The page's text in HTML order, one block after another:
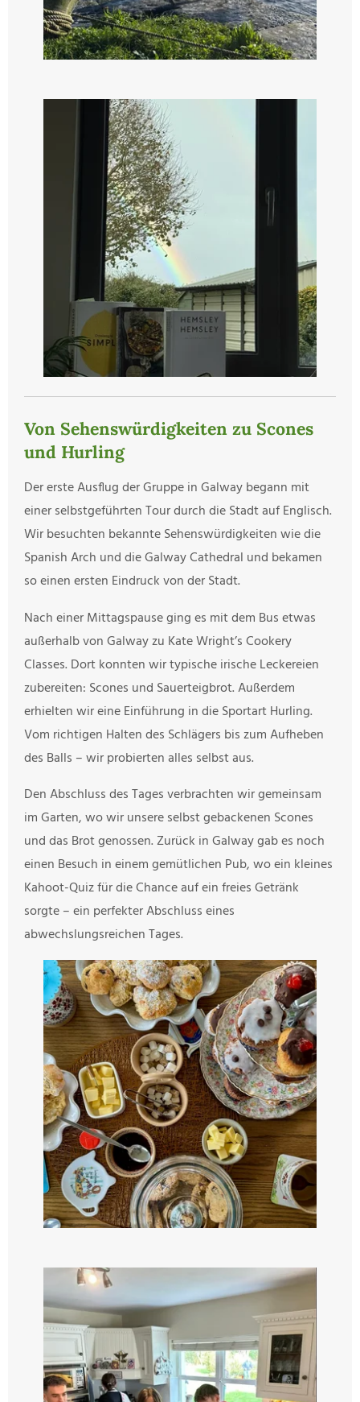
Von Sehenswürdigkeiten zu Scones
und Hurling
Der erste Ausflug der Gruppe in Galway begann mit
einer selbstgeführten Tour durch die Stadt auf Englisch.
Wir besuchten bekannte Sehenswürdigkeiten wie die
Spanish Arch und die Galway Cathedral und bekamen
so einen ersten Eindruck von der Stadt.
Nach einer Mittagspause ging es mit dem Bus etwas
außerhalb von Galway zu Kate Wright’s Cookery
Classes. Dort konnten wir typische irische Leckereien
zubereiten: Scones und Sauerteigbrot. Außerdem
erhielten wir eine Einführung in die Sportart Hurling.
Vom richtigen Halten des Schlägers bis zum Aufheben
des Balls – wir probierten alles selbst aus.
Den Abschluss des Tages verbrachten wir gemeinsam
im Garten, wo wir unsere selbst gebackenen Scones
und das Brot genossen. Zurück in Galway gab es noch
einen Besuch in einem gemütlichen Pub, wo ein kleines
Kahoot-Quiz für die Chance auf ein freies Getränk
sorgte – ein perfekter Abschluss eines
abwechslungsreichen Tages.